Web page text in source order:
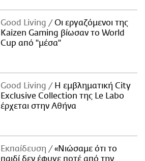
Good Living
Οι εργαζόμενοι της
Kaizen Gaming βίωσαν το World
Cup από "μέσα"
Good Living
Η εμβληματική City
Exclusive Collection της Le Labo
έρχεται στην Αθήνα
Εκπαίδευση
«Νιώσαμε ότι το
παιδί δεν έφυγε ποτέ από την